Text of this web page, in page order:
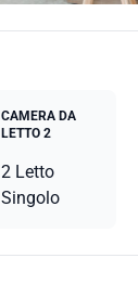
CAMERA DA
LETTO 2
2 Letto
Singolo